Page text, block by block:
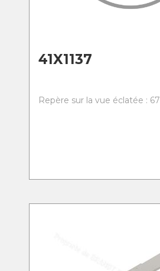
41X1137
Repère sur la vue éclatée : 67